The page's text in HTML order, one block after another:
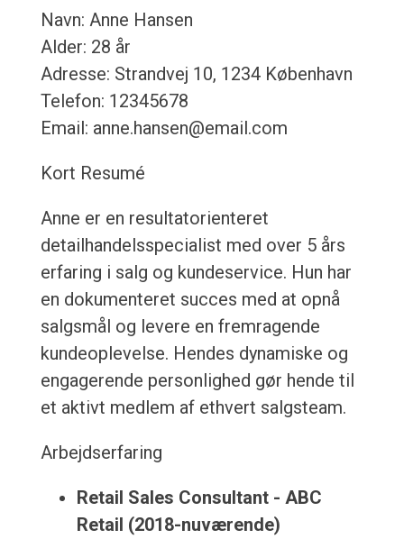
Navn: Anne Hansen
Alder: 28 år
Adresse: Strandvej 10, 1234 København
Telefon: 12345678
Email: anne.hansen@email.com
Kort Resumé
Anne er en resultatorienteret
detailhandelsspecialist med over 5 års
erfaring i salg og kundeservice. Hun har
en dokumenteret succes med at opnå
salgsmål og levere en fremragende
kundeoplevelse. Hendes dynamiske og
engagerende personlighed gør hende til
et aktivt medlem af ethvert salgsteam.
Arbejdserfaring
Retail Sales Consultant - ABC
Retail (2018-nuværende)